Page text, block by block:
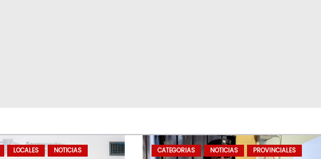
LOCALES NOTICIAS CATEGORIAS NOTICIAS PROVINCIALES